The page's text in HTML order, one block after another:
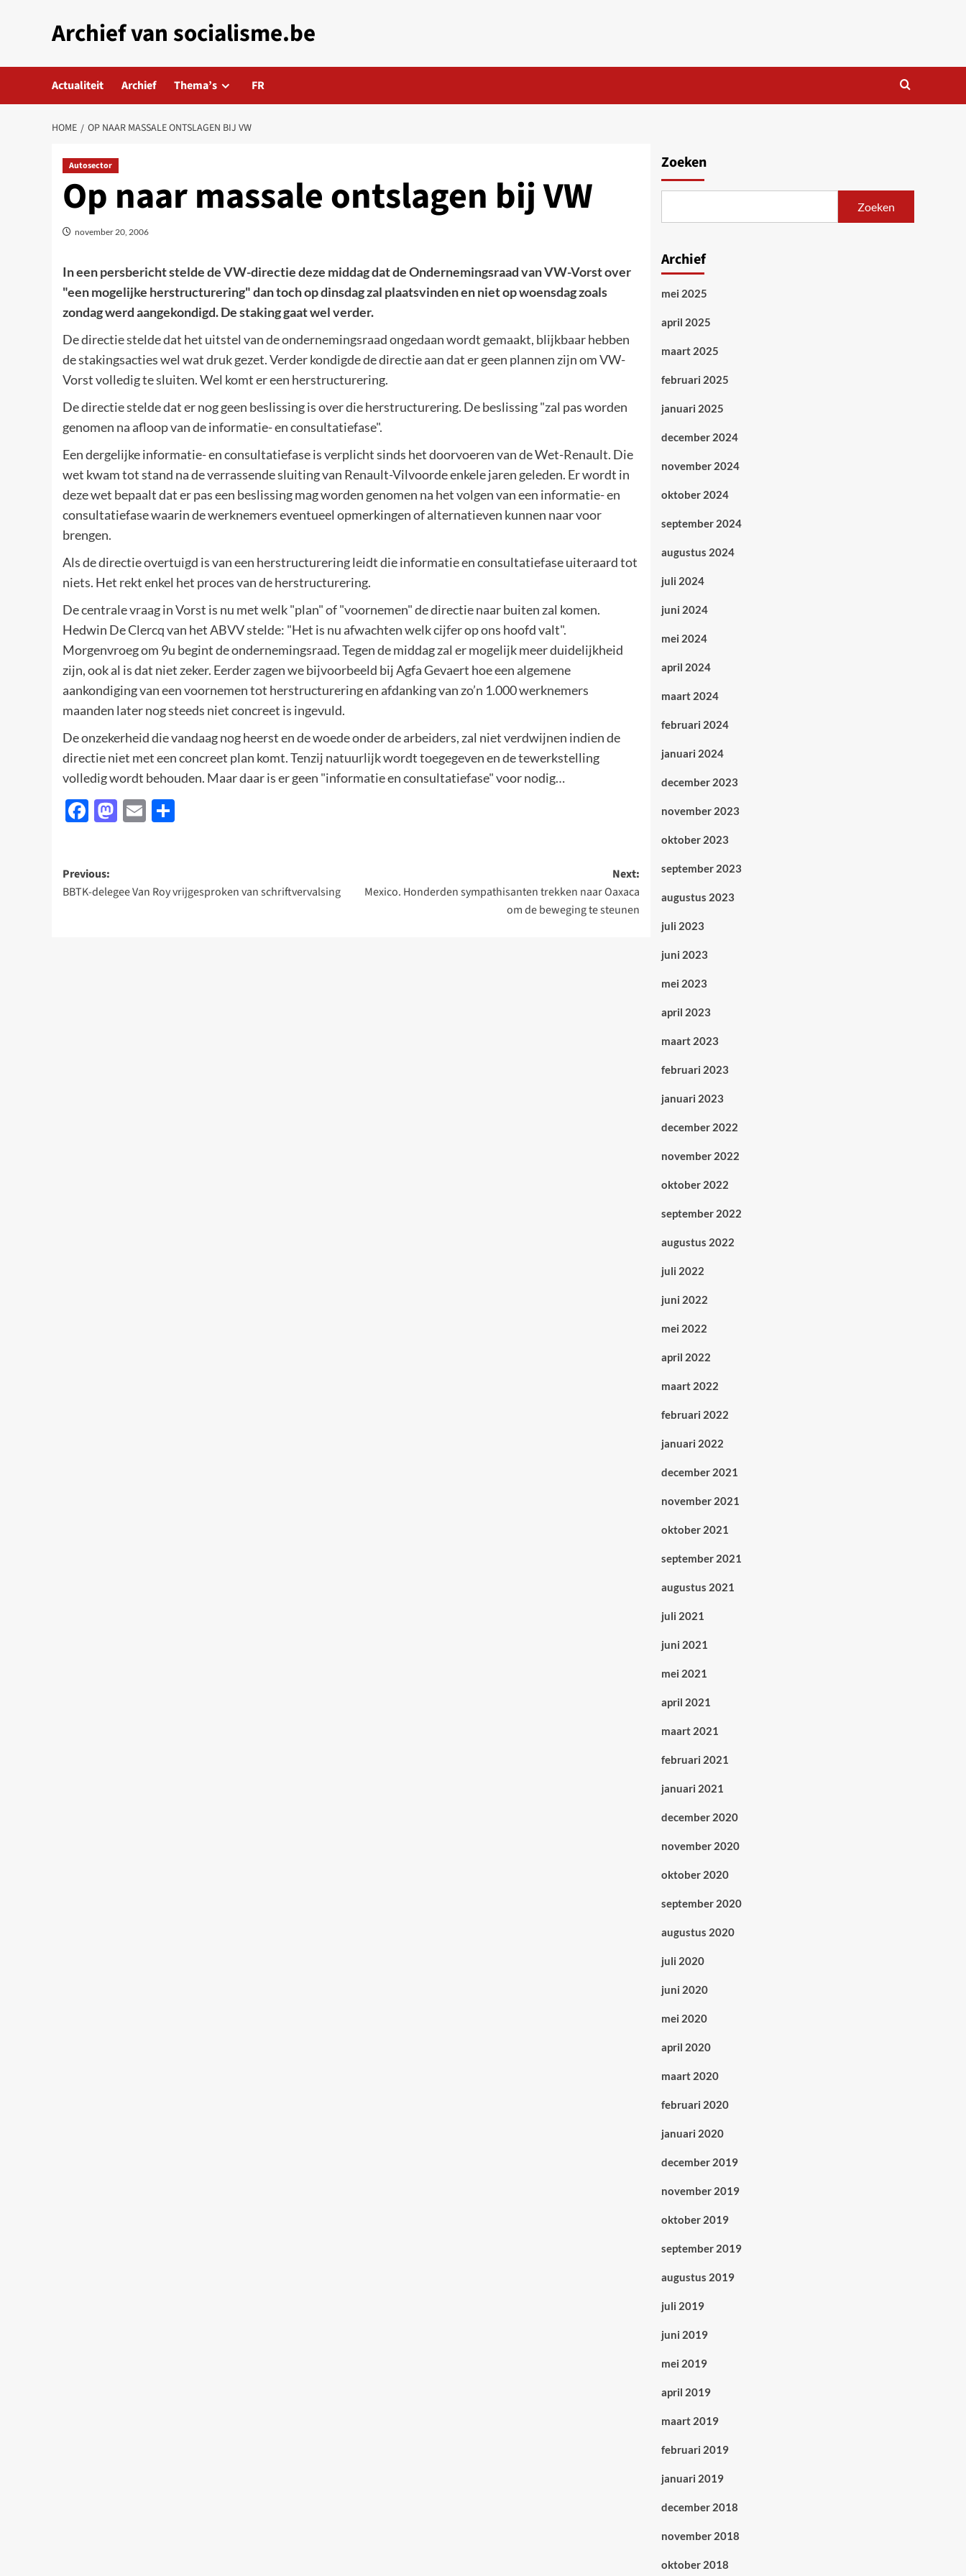
Archief van socialisme.be
Actualiteit Archief Thema’s FR
HOME OP NAAR MASSALE ONTSLAGEN BIJ VW
Autosector
Op naar massale ontslagen bij VW
november 20, 2006
In een persbericht stelde de VW-directie deze middag dat de Ondernemingsraad van VW-Vorst over
"een mogelijke herstructurering" dan toch op dinsdag zal plaatsvinden en niet op woensdag zoals
zondag werd aangekondigd. De staking gaat wel verder.
De directie stelde dat het uitstel van de ondernemingsraad ongedaan wordt gemaakt, blijkbaar hebben
de stakingsacties wel wat druk gezet. Verder kondigde de directie aan dat er geen plannen zijn om VW-
Vorst volledig te sluiten. Wel komt er een herstructurering.
De directie stelde dat er nog geen beslissing is over die herstructurering. De beslissing "zal pas worden
genomen na afloop van de informatie- en consultatiefase".
Een dergelijke informatie- en consultatiefase is verplicht sinds het doorvoeren van de Wet-Renault. Die
wet kwam tot stand na de verrassende sluiting van Renault-Vilvoorde enkele jaren geleden. Er wordt in
deze wet bepaalt dat er pas een beslissing mag worden genomen na het volgen van een informatie- en
consultatiefase waarin de werknemers eventueel opmerkingen of alternatieven kunnen naar voor
brengen.
Als de directie overtuigd is van een herstructurering leidt die informatie en consultatiefase uiteraard tot
niets. Het rekt enkel het proces van de herstructurering.
De centrale vraag in Vorst is nu met welk "plan" of "voornemen" de directie naar buiten zal komen.
Hedwin De Clercq van het ABVV stelde: "Het is nu afwachten welk cijfer op ons hoofd valt".
Morgenvroeg om 9u begint de ondernemingsraad. Tegen de middag zal er mogelijk meer duidelijkheid
zijn, ook al is dat niet zeker. Eerder zagen we bijvoorbeeld bij Agfa Gevaert hoe een algemene
aankondiging van een voornemen tot herstructurering en afdanking van zo’n 1.000 werknemers
maanden later nog steeds niet concreet is ingevuld.
De onzekerheid die vandaag nog heerst en de woede onder de arbeiders, zal niet verdwijnen indien de
directie niet met een concreet plan komt. Tenzij natuurlijk wordt toegegeven en de tewerkstelling
volledig wordt behouden. Maar daar is er geen "informatie en consultatiefase" voor nodig…
Facebook
Mastodon
Email
Post
navigation
Previous:
BBTK-delegee Van Roy vrijgesproken van schriftvervalsing
Next:
Mexico. Honderden sympathisanten trekken naar Oaxaca
om de beweging te steunen
Zoeken
Zoeken
Archief
mei 2025
april 2025
maart 2025
februari 2025
januari 2025
december 2024
november 2024
oktober 2024
september 2024
augustus 2024
juli 2024
juni 2024
mei 2024
april 2024
maart 2024
februari 2024
januari 2024
december 2023
november 2023
oktober 2023
september 2023
augustus 2023
juli 2023
juni 2023
mei 2023
april 2023
maart 2023
februari 2023
januari 2023
december 2022
november 2022
oktober 2022
september 2022
augustus 2022
juli 2022
juni 2022
mei 2022
april 2022
maart 2022
februari 2022
januari 2022
december 2021
november 2021
oktober 2021
september 2021
augustus 2021
juli 2021
juni 2021
mei 2021
april 2021
maart 2021
februari 2021
januari 2021
december 2020
november 2020
oktober 2020
september 2020
augustus 2020
juli 2020
juni 2020
mei 2020
april 2020
maart 2020
februari 2020
januari 2020
december 2019
november 2019
oktober 2019
september 2019
augustus 2019
juli 2019
juni 2019
mei 2019
april 2019
maart 2019
februari 2019
januari 2019
december 2018
november 2018
oktober 2018